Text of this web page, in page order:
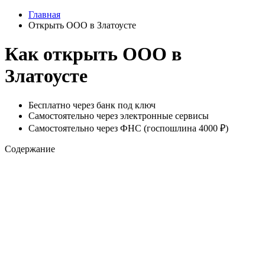
Главная
Открыть ООО в Златоусте
Как открыть ООО в
Златоусте
Бесплатно через банк под ключ
Самостоятельно через электронные сервисы
Самостоятельно через ФНС (госпошлина 4000 ₽)
Содержание